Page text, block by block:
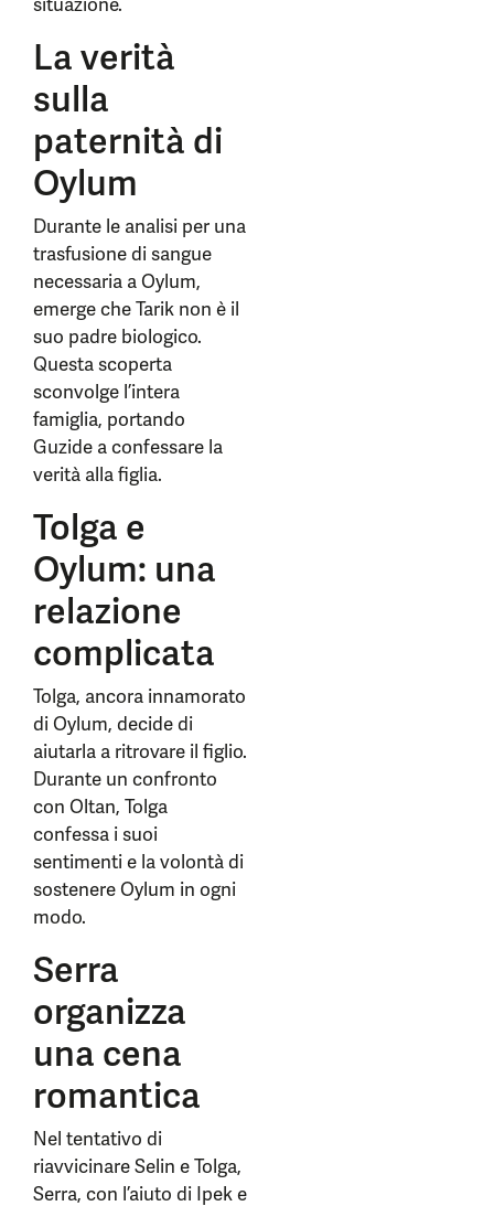
La verità
sulla
paternità di
Oylum
Durante le analisi per una
trasfusione di sangue
necessaria a Oylum,
emerge che Tarik non è il
suo padre biologico.
Questa scoperta
sconvolge l’intera
famiglia, portando
Guzide a confessare la
verità alla figlia.
Tolga e
Oylum: una
relazione
complicata
Tolga, ancora innamorato
di Oylum, decide di
aiutarla a ritrovare il figlio.
Durante un confronto
con Oltan, Tolga
confessa i suoi
sentimenti e la volontà di
sostenere Oylum in ogni
modo.
Serra
organizza
una cena
romantica
Nel tentativo di
riavvicinare Selin e Tolga,
Serra, con l’aiuto di Ipek e